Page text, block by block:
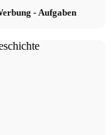
- Aufgaben